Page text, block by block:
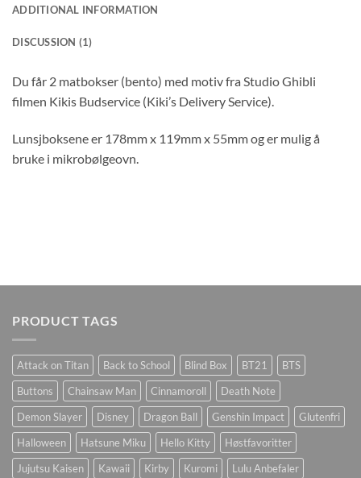
ADDITIONAL INFORMATION
DISCUSSION (1)
Du får 2 matbokser (bento) med motiv fra Studio Ghibli
filmen Kikis Budservice (Kiki’s Delivery Service).
Lunsjboksene er 178mm x 119mm x 55mm og er mulig å
bruke i mikrobølgeovn.
PRODUCT TAGS
Attack on Titan Back to School Blind Box BT21
BTS
Buttons
Chainsaw Man Cinnamoroll
Death Note
Demon Slayer
Disney Dragon Ball Genshin Impact
Glutenfri
Halloween
Hatsune Miku Hello Kitty
Høstfavoritter
Jujutsu Kaisen
Kawaii Kirby Kuromi
Lulu Anbefaler